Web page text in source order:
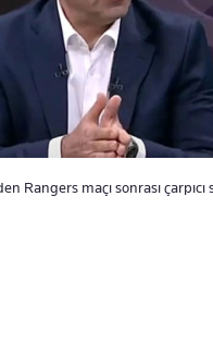
Rangers maçı sonrası çarpıcı